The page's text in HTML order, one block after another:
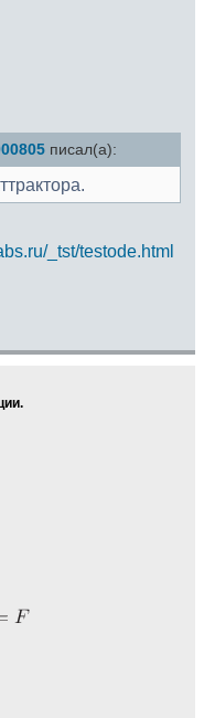
писал(а):
_tst/testode.html